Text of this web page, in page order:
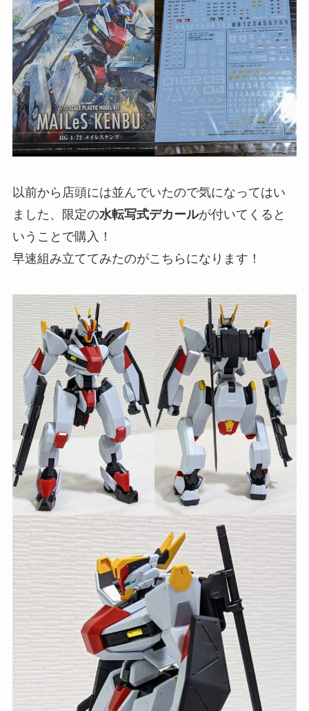
以前から店頭には並んでいたので気になってはい
ました、限定の水転写式デカールが付いてくると
いうことで購入！
早速組み立ててみたのがこちらになります！